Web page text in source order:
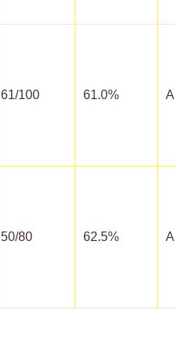
61/100 61.0% A
50/80 62.5% A